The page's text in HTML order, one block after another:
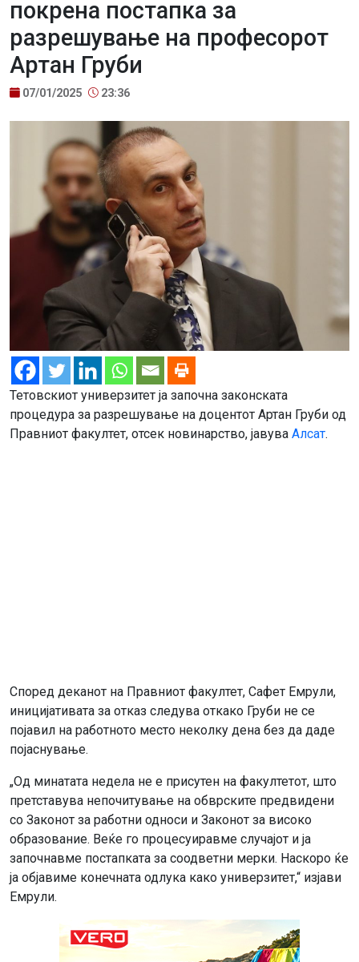
покрена постапка за
разрешување на професорот
Артан Груби
07/01/2025 23:36
Тетовскиот универзитет ја започна законската
процедура за разрешување на доцентот Артан Груби од
Правниот факултет, отсек новинарство, јавува Алсат.
Според деканот на Правниот факултет, Сафет Емрули,
иницијативата за отказ следува откако Груби не се
појавил на работното место неколку дена без да даде
појаснување.
„Од минатата недела не е присутен на факултетот, што
претставува непочитување на обврските предвидени
со Законот за работни односи и Законот за високо
образование. Веќе го процесуиравме случајот и ја
започнавме постапката за соодветни мерки. Наскоро ќе
ја објавиме конечната одлука како универзитет,“ изјави
Емрули.